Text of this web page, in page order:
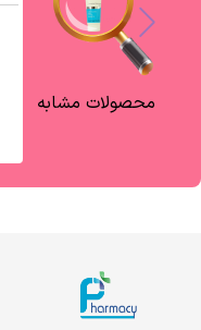
محصولات مشابه